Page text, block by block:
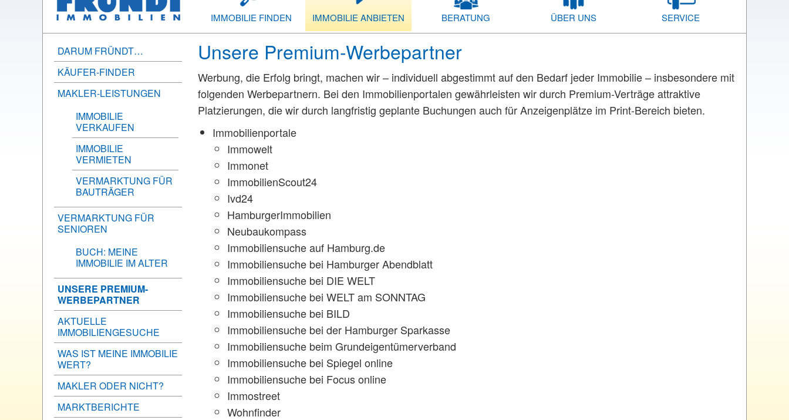
IMMOBILIE FINDEN IMMOBILIE ANBIETEN BERATUNG ÜBER UNS SERVICE
DARUM FRÜNDT…
KÄUFER-FINDER
MAKLER-LEISTUNGEN
IMMOBILIE
VERKAUFEN
IMMOBILIE
VERMIETEN
VERMARKTUNG FÜR
BAUTRÄGER
VERMARKTUNG FÜR
SENIOREN
BUCH: MEINE
IMMOBILIE IM ALTER
UNSERE PREMIUM-
WERBEPARTNER
AKTUELLE
IMMOBILIENGESUCHE
WAS IST MEINE IMMOBILIE
WERT?
MAKLER ODER NICHT?
MARKTBERICHTE
Unsere Premium-Werbepartner
Werbung, die Erfolg bringt, machen wir – individuell abgestimmt auf den Bedarf jeder Immobilie – insbesondere mit
folgenden Werbepartnern. Bei den Immobilienportalen gewährleisten wir durch Premium-Verträge attraktive
Platzierungen, die wir durch langfristig geplante Buchungen auch für Anzeigenplätze im Print-Bereich bieten.
Immobilienportale
Immowelt
Immonet
ImmobilienScout24
Ivd24
HamburgerImmobilien
Neubaukompass
Immobiliensuche auf Hamburg.de
Immobiliensuche bei Hamburger Abendblatt
Immobiliensuche bei DIE WELT
Immobiliensuche bei WELT am SONNTAG
Immobiliensuche bei BILD
Immobiliensuche bei der Hamburger Sparkasse
Immobiliensuche beim Grundeigentümerverband
Immobiliensuche bei Spiegel online
Immobiliensuche bei Focus online
Immostreet
Wohnfinder